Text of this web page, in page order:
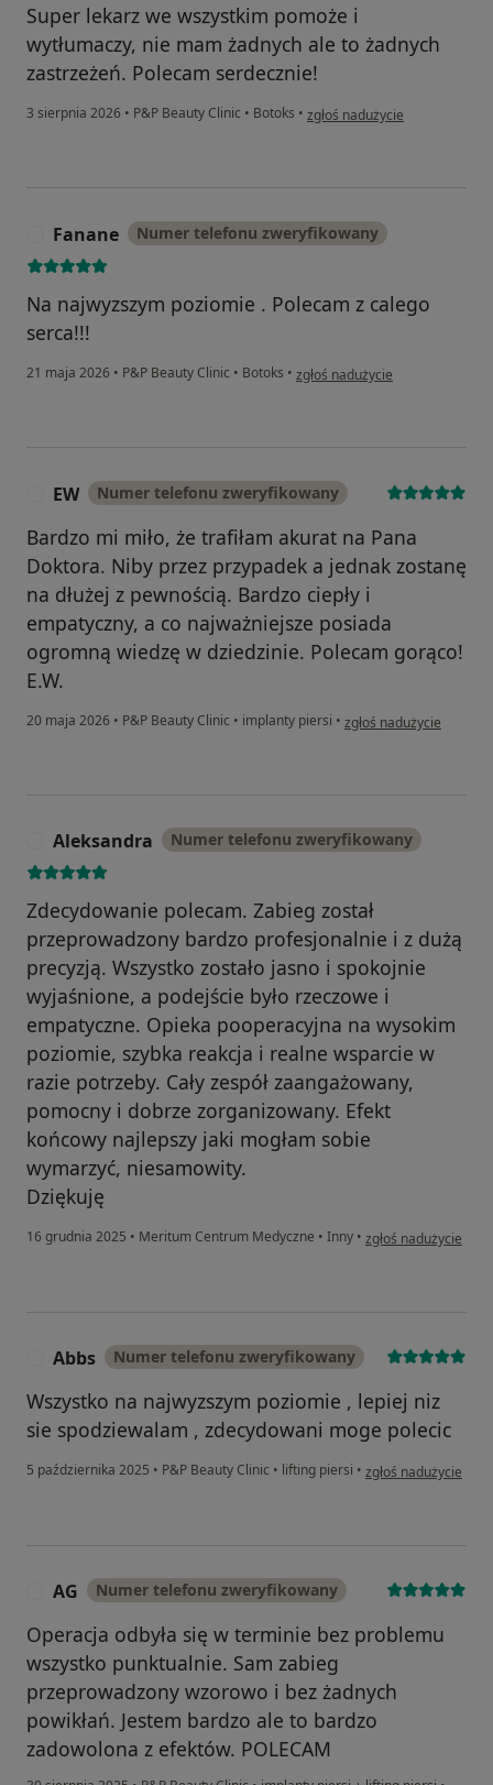
Super lekarz we wszystkim pomoże i
wytłumaczy, nie mam żadnych ale to żadnych
zastrzeżeń. Polecam serdecznie!
3 sierpnia 2026 • P&P Beauty Clinic • Botoks • w opinii użytkownika Jola78
zgłoś nadużycie
Fanane Numer telefonu zweryfikowany
Na najwyzszym poziomie . Polecam z calego
serca!!!
21 maja 2026 • P&P Beauty Clinic • Botoks • w opinii użytkownika Fanane
zgłoś nadużycie
EW Numer telefonu zweryfikowany
Bardzo mi miło, że trafiłam akurat na Pana
Doktora. Niby przez przypadek a jednak zostanę
na dłużej z pewnością. Bardzo ciepły i
empatyczny, a co najważniejsze posiada
ogromną wiedzę w dziedzinie. Polecam gorąco!
E.W.
20 maja 2026 • P&P Beauty Clinic • implanty piersi • w opinii użytkownika EW
zgłoś nadużycie
Aleksandra Numer telefonu zweryfikowany
Zdecydowanie polecam. Zabieg został
przeprowadzony bardzo profesjonalnie i z dużą
precyzją. Wszystko zostało jasno i spokojnie
wyjaśnione, a podejście było rzeczowe i
empatyczne. Opieka pooperacyjna na wysokim
poziomie, szybka reakcja i realne wsparcie w
razie potrzeby. Cały zespół zaangażowany,
pomocny i dobrze zorganizowany. Efekt
końcowy najlepszy jaki mogłam sobie
wymarzyć, niesamowity.
Dziękuję
16 grudnia 2025 • Meritum Centrum Medyczne • Inny • w opinii
zgłoś nadużycie
Abbs Numer telefonu zweryfikowany
Wszystko na najwyzszym poziomie , lepiej niz
sie spodziewalam , zdecydowani moge polecic
5 października 2025 • P&P Beauty Clinic • lifting piersi • w opinii użytkownika
zgłoś nadużycie
AG Numer telefonu zweryfikowany
Operacja odbyła się w terminie bez problemu
wszystko punktualnie. Sam zabieg
przeprowadzony wzorowo i bez żadnych
powikłań. Jestem bardzo ale to bardzo
zadowolona z efektów. POLECAM